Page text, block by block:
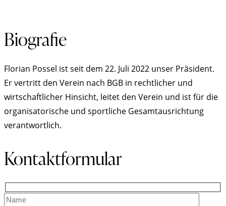
Biografie
Florian Possel ist seit dem 22. Juli 2022 unser Präsident.
Er vertritt den Verein nach BGB in rechtlicher und
wirtschaftlicher Hinsicht, leitet den Verein und ist für die
organisatorische und sportliche Gesamtausrichtung
verantwortlich.
Kontaktformular